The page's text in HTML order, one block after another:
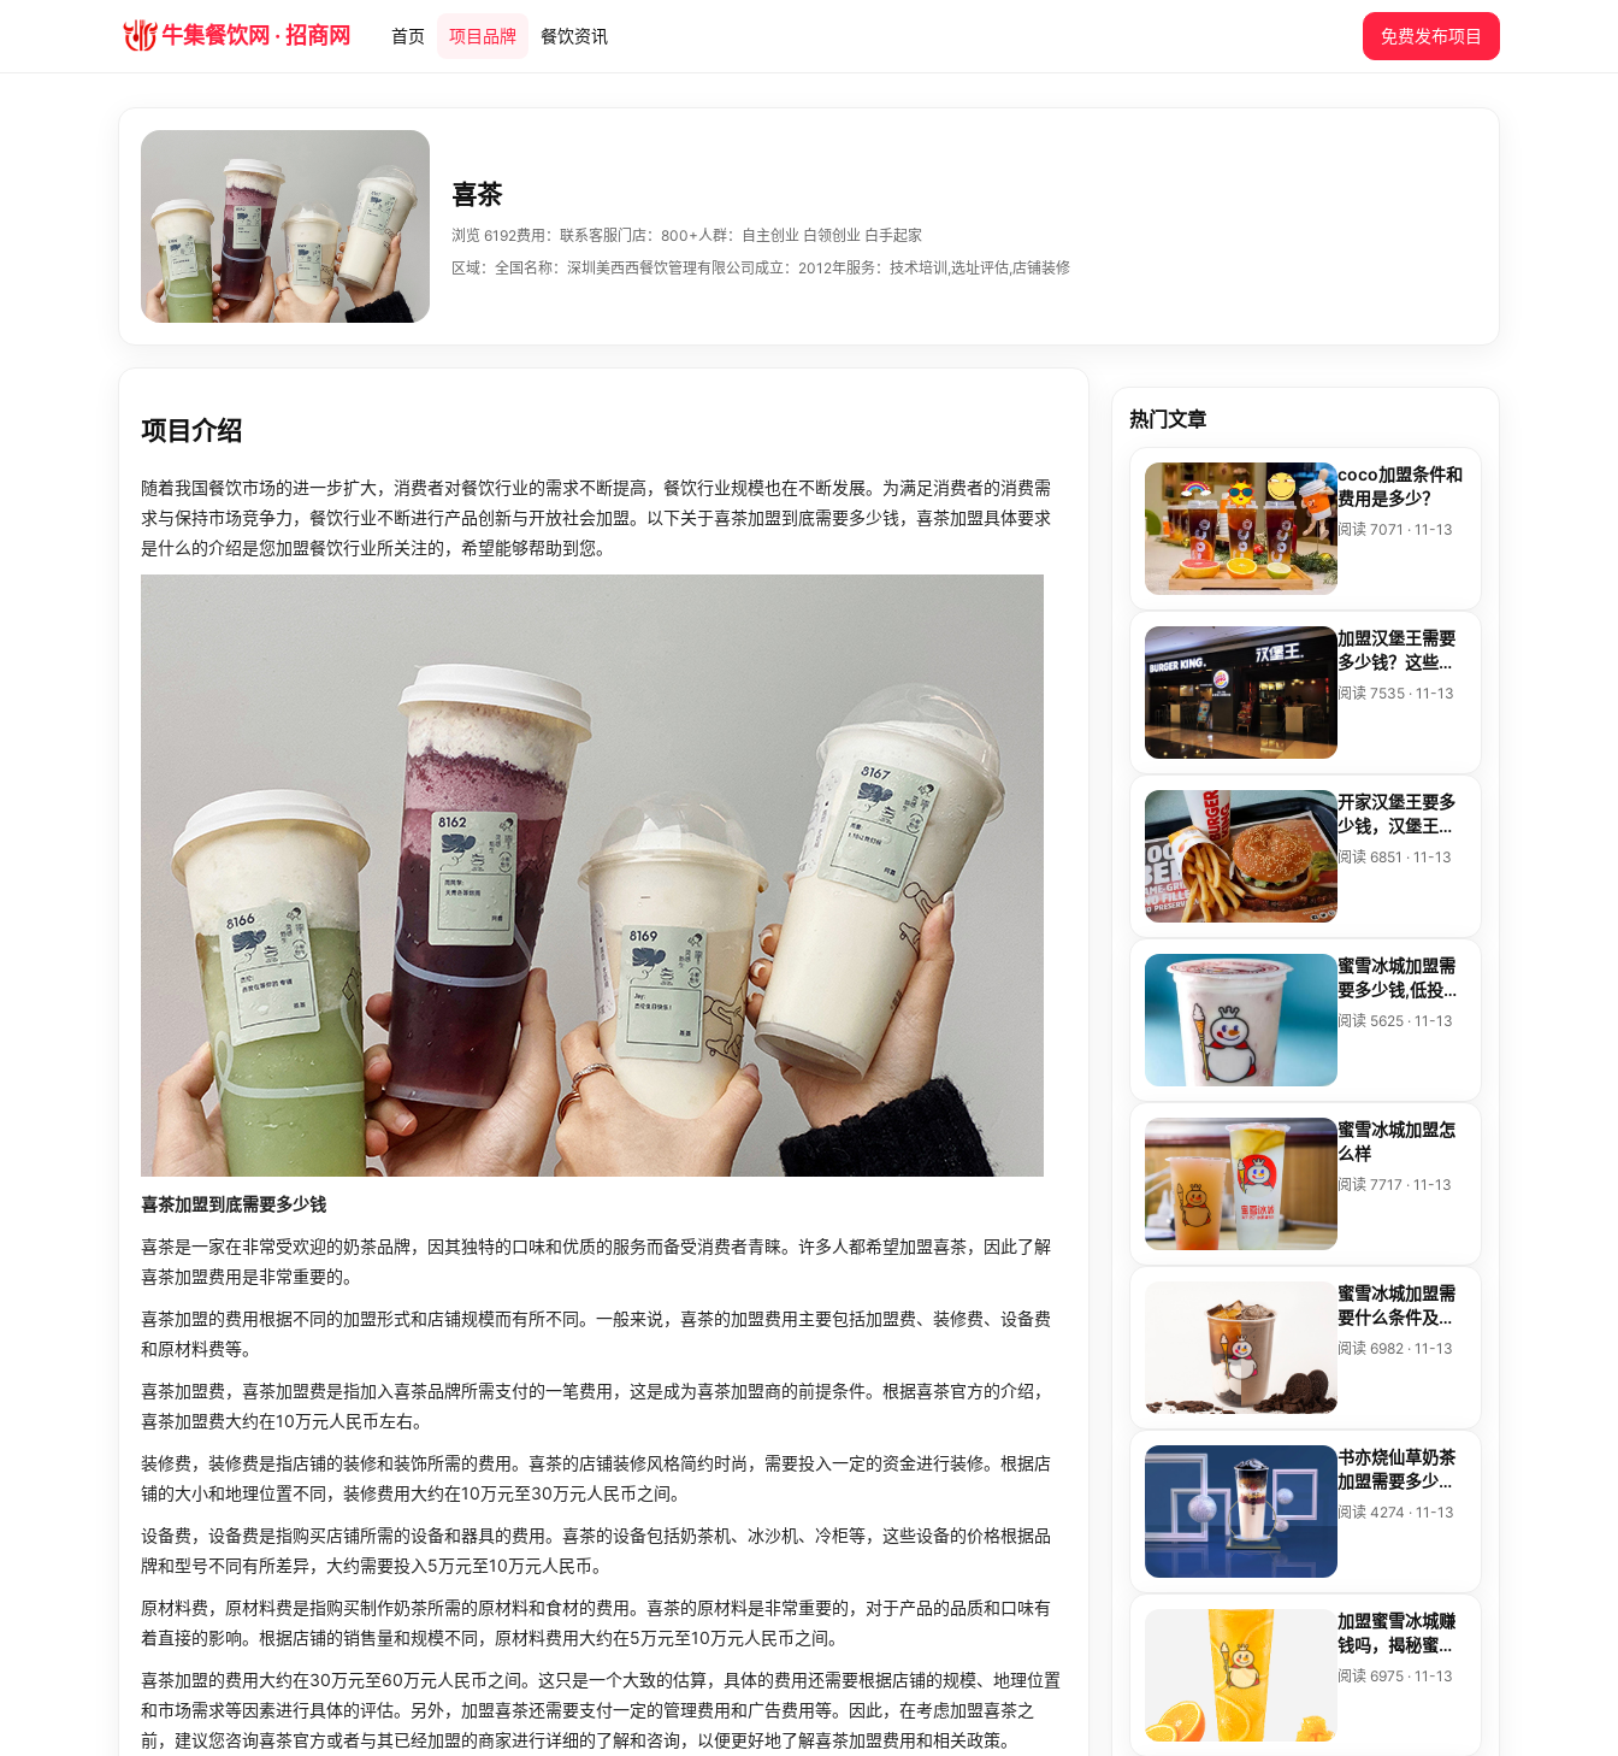
牛集餐饮网 · 招商网 首页 项目品牌 餐饮资讯 免费发布项目
喜茶
浏览 6192费用：联系客服门店：800+人群：自主创业 白领创业 白手起家
区域：全国名称：深圳美西西餐饮管理有限公司成立：2012年服务：技术培训,选址评估,店铺装修
项目介绍
随着我国餐饮市场的进一步扩大，消费者对餐饮行业的需求不断提高，餐饮行业规模也在不断发展。为满足消费者的消费需
求与保持市场竞争力，餐饮行业不断进行产品创新与开放社会加盟。以下关于喜茶加盟到底需要多少钱，喜茶加盟具体要求
是什么的介绍是您加盟餐饮行业所关注的，希望能够帮助到您。
喜茶加盟到底需要多少钱
喜茶是一家在非常受欢迎的奶茶品牌，因其独特的口味和优质的服务而备受消费者青睐。许多人都希望加盟喜茶，因此了解
喜茶加盟费用是非常重要的。
喜茶加盟的费用根据不同的加盟形式和店铺规模而有所不同。一般来说，喜茶的加盟费用主要包括加盟费、装修费、设备费
和原材料费等。
喜茶加盟费，喜茶加盟费是指加入喜茶品牌所需支付的一笔费用，这是成为喜茶加盟商的前提条件。根据喜茶官方的介绍，
喜茶加盟费大约在10万元人民币左右。
装修费，装修费是指店铺的装修和装饰所需的费用。喜茶的店铺装修风格简约时尚，需要投入一定的资金进行装修。根据店
铺的大小和地理位置不同，装修费用大约在10万元至30万元人民币之间。
设备费，设备费是指购买店铺所需的设备和器具的费用。喜茶的设备包括奶茶机、冰沙机、冷柜等，这些设备的价格根据品
牌和型号不同有所差异，大约需要投入5万元至10万元人民币。
原材料费，原材料费是指购买制作奶茶所需的原材料和食材的费用。喜茶的原材料是非常重要的，对于产品的品质和口味有
着直接的影响。根据店铺的销售量和规模不同，原材料费用大约在5万元至10万元人民币之间。
喜茶加盟的费用大约在30万元至60万元人民币之间。这只是一个大致的估算，具体的费用还需要根据店铺的规模、地理位置
和市场需求等因素进行具体的评估。另外，加盟喜茶还需要支付一定的管理费用和广告费用等。因此，在考虑加盟喜茶之
前，建议您咨询喜茶官方或者与其已经加盟的商家进行详细的了解和咨询，以便更好地了解喜茶加盟费用和相关政策。
热门文章
coco加盟条件和
费用是多少？
阅读 7071 · 11-13
加盟汉堡王需要
多少钱？这些加
盟政策你知道
阅读 7535 · 11-13
开家汉堡王要多
少钱，汉堡王加
盟费及加盟利润
阅读 6851 · 11-13
蜜雪冰城加盟需
要多少钱,低投入
即可加盟
阅读 5625 · 11-13
蜜雪冰城加盟怎
么样
阅读 7717 · 11-13
蜜雪冰城加盟需
要什么条件及费
用
阅读 6982 · 11-13
书亦烧仙草奶茶
加盟需要多少费
用
阅读 4274 · 11-13
加盟蜜雪冰城赚
钱吗，揭秘蜜雪
冰城盈利状况
阅读 6975 · 11-13